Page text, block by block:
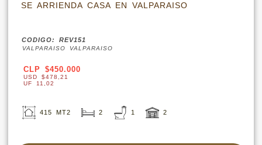
SE ARRIENDA CASA EN VALPARAISO
CODIGO: REV151
VALPARAISO VALPARAISO
CLP $450.000
USD $478,21
UF 11,02
415 MT2 2 1 2